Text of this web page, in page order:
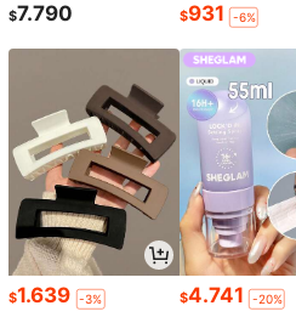
$7.790 $931 -6%
$1.639 -3% $4.741 -20%